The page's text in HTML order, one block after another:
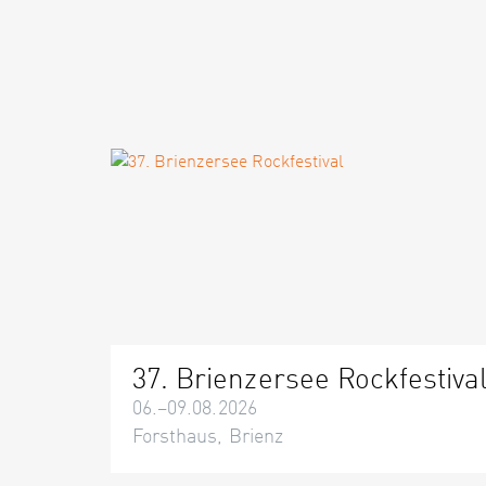
37. Brienzersee Rockfestival
06.–09.08.2026
Forsthaus, Brienz